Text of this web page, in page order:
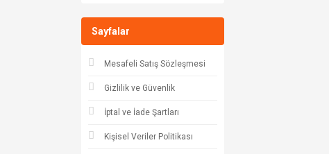
Sayfalar
Mesafeli Satış Sözleşmesi
Gizlilik ve Güvenlik
İptal ve İade Şartları
Kişisel Veriler Politikası